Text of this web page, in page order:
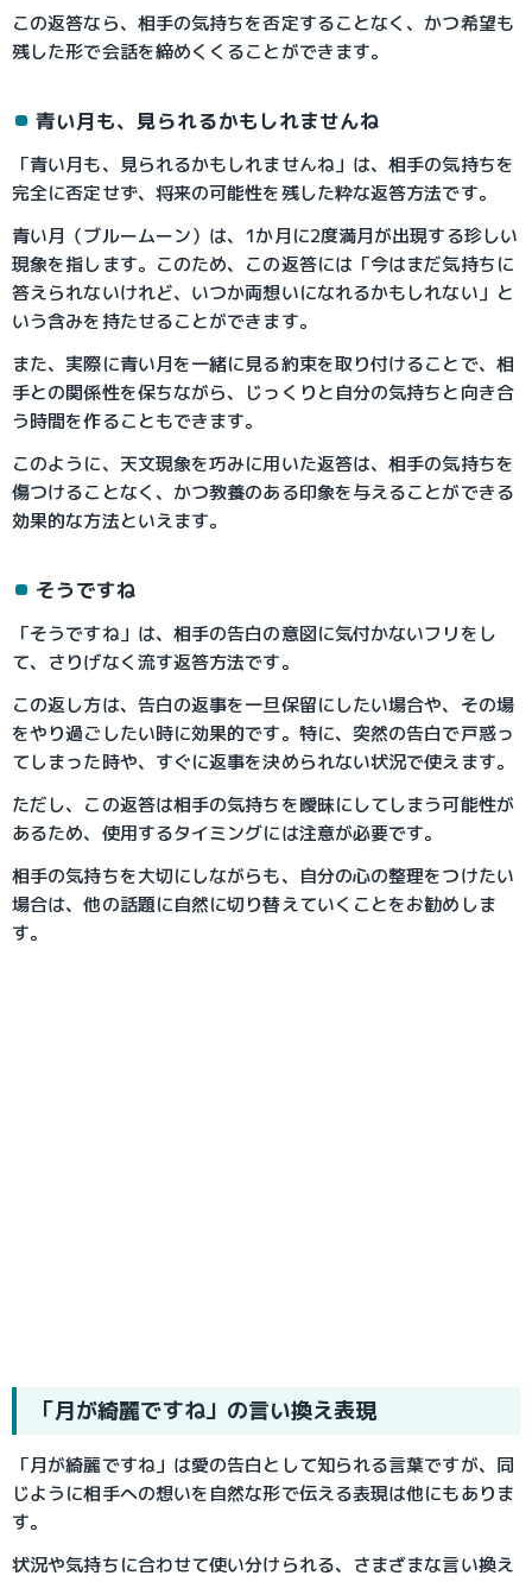
この返答なら、相手の気持ちを否定することなく、かつ希望も
残した形で会話を締めくくることができます。
青い月も、見られるかもしれませんね
「青い月も、見られるかもしれませんね」は、相手の気持ちを
完全に否定せず、将来の可能性を残した粋な返答方法です。
青い月（ブルームーン）は、1か月に2度満月が出現する珍しい
現象を指します。このため、この返答には「今はまだ気持ちに
答えられないけれど、いつか両想いになれるかもしれない」と
いう含みを持たせることができます。
また、実際に青い月を一緒に見る約束を取り付けることで、相
手との関係性を保ちながら、じっくりと自分の気持ちと向き合
う時間を作ることもできます。
このように、天文現象を巧みに用いた返答は、相手の気持ちを
傷つけることなく、かつ教養のある印象を与えることができる
効果的な方法といえます。
そうですね
「そうですね」は、相手の告白の意図に気付かないフリをし
て、さりげなく流す返答方法です。
この返し方は、告白の返事を一旦保留にしたい場合や、その場
をやり過ごしたい時に効果的です。特に、突然の告白で戸惑っ
てしまった時や、すぐに返事を決められない状況で使えます。
ただし、この返答は相手の気持ちを曖昧にしてしまう可能性が
あるため、使用するタイミングには注意が必要です。
相手の気持ちを大切にしながらも、自分の心の整理をつけたい
場合は、他の話題に自然に切り替えていくことをお勧めしま
す。
「月が綺麗ですね」の言い換え表現
「月が綺麗ですね」は愛の告白として知られる言葉ですが、同
じように相手への想いを自然な形で伝える表現は他にもありま
す。
状況や気持ちに合わせて使い分けられる、さまざまな言い換え